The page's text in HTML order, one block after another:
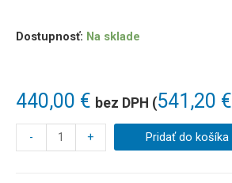
440,00 € bez DPH (541,20 €
Dostupnosť: Na sklade
- + Pridať do košíka